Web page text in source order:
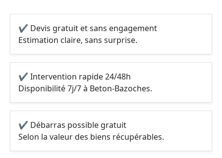
✔ Devis gratuit et sans engagement
Estimation claire, sans surprise.
✔ Intervention rapide 24/48h
Disponibilité 7j/7 à Beton-Bazoches.
✔ Débarras possible gratuit
Selon la valeur des biens récupérables.